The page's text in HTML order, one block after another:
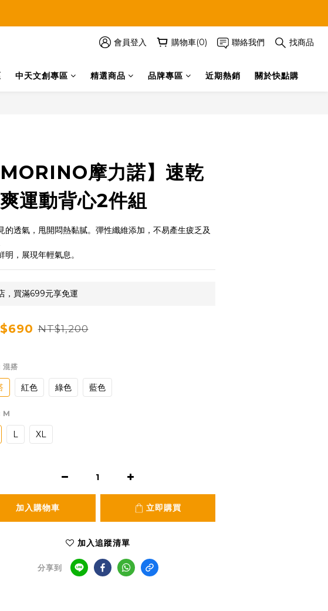
會員登入 購物車(0) 聯絡我們 找商品
中天文創專區 精選商品 品牌專區 近期熱銷 關於快點購
MORINO摩力諾】速乾
運動背心2件組
的透氣，甩開悶熱黏膩。彈性纖維添加，不易產生疲乏及
明，展現年輕氣息。
，買滿699元享免運
NT$1,200
混搭
紅色 綠色 藍色
M
L XL
加入購物車 立即購買
加入追蹤清單
分享到